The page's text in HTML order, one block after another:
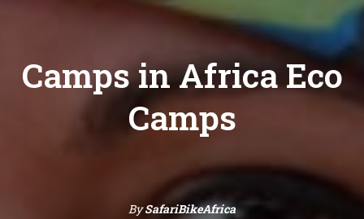
Camps in Africa Eco
Camps
BySafariBikeAfrica